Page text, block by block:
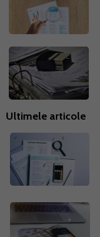
Ultimele articole